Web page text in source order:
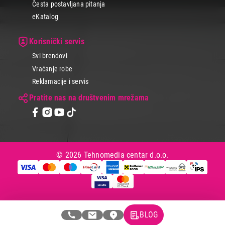
odličnim cenama i uslovima kupovine.
Brza i sigurna isporka na kućnu adresu. Poruči odmah.
Česta postavljana pitanja
eKatalog
Korisnički servis
Svi brendovi
Vraćanje robe
Reklamacije i servis
Pratite nas na društvenim mrežama
© 2026 Tehnomedia centar d.o.o.
BLOG